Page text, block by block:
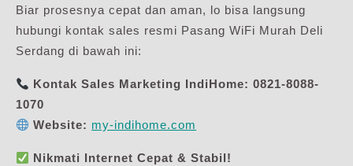
Biar prosesnya cepat dan aman, lo bisa langsung
hubungi kontak sales resmi Pasang WiFi Murah Deli
Serdang di bawah ini:
Kontak Sales Marketing IndiHome: 0821-8088-
1070
Website: my-indihome.com
Nikmati Internet Cepat & Stabil!